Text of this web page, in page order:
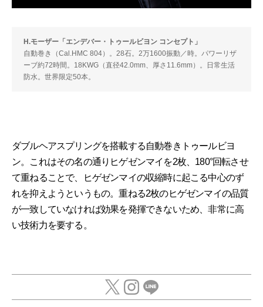
H.モーザー「エンデバー・トゥールビヨン コンセプト」
自動巻き（Cal.HMC 804）。28石。2万1600振動／時。パワーリザ
ーブ約72時間。18KWG（直径42.0mm、厚さ11.6mm）。日常生活
防水。世界限定50本。
ダブルヘアスプリングを搭載する自動巻きトゥールビヨ
ン。これはその名の通りヒゲゼンマイを2枚、180°回転させ
て重ねることで、ヒゲゼンマイの収縮時に起こる中心のず
れを抑えようというもの。重ねる2枚のヒゲゼンマイの品質
が一致していなければ効果を発揮できないため、非常に高
い技術力を要する。